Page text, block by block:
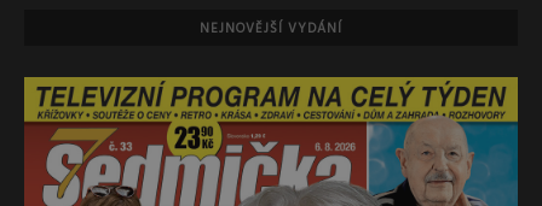
NEJNOVĚJŠÍ VYDÁNÍ